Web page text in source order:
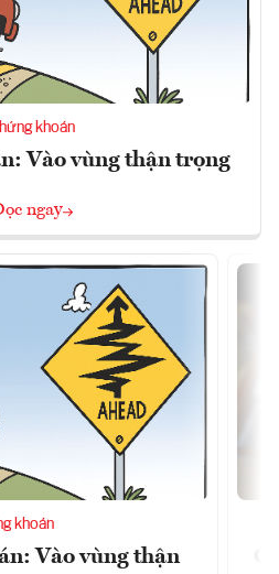
khoán
Vào vùng thận trọng
ngay
khoán
Vào vùng thận